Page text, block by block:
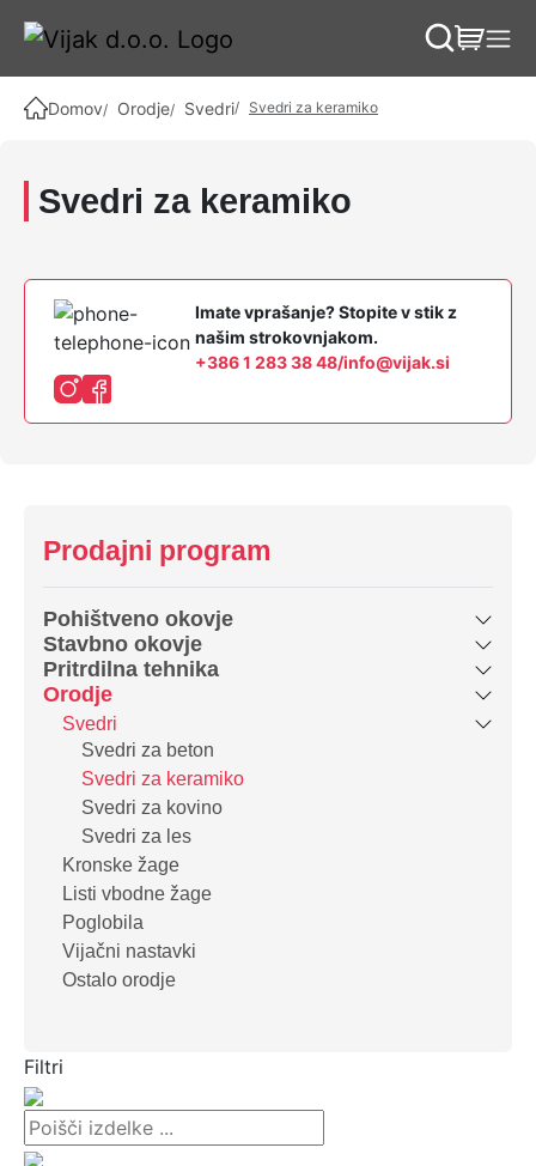
Domov Orodje Svedri Svedri za keramiko
Svedri za keramiko
Imate vprašanje? Stopite v stik z
našim strokovnjakom.
+386 1 283 38 48/info@vijak.si
Prodajni program
Pohištveno okovje
Stavbno okovje
Pritrdilna tehnika
Orodje
Svedri
Svedri za beton
Svedri za keramiko
Svedri za kovino
Svedri za les
Kronske žage
Listi vbodne žage
Poglobila
Vijačni nastavki
Ostalo orodje
Filtri